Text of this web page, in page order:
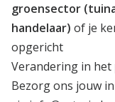
groensector
handelaar) of je
opgericht
Verandering in het
Bezorg ons jouw